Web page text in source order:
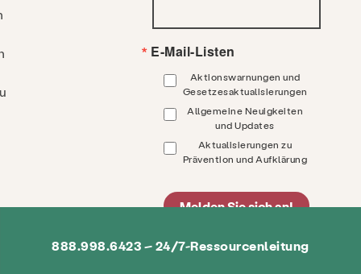
888.998.6423 – 24/7-Ressourcenleitung
E-Mail-Listen
Aktionswarnungen und
Gesetzesaktualisierungen
Allgemeine Neuigkeiten
und Updates
Aktualisierungen zu
Prävention und Aufklärung
Melden Sie sich an!